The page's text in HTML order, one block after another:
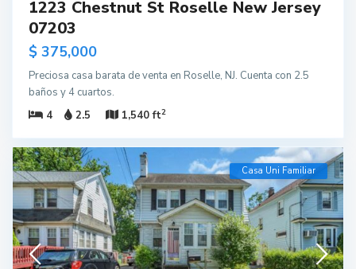
1223 Chestnut St Roselle New Jersey
07203
$ 375,000
Preciosa casa barata de venta en Roselle, NJ. Cuenta con 2.5
baños y 4 cuartos.
4
2.5 1,540 ft2
Casa Uni Familiar